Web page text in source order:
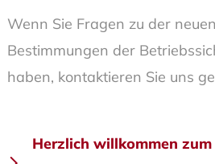
Wenn Sie Fragen zu der
Bestimmungen der
haben, kontaktieren Sie uns
Herzlich willkommen zum